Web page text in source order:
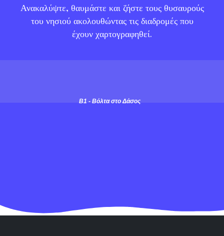
Ανακαλύψτε, θαυμάστε και ζήστε τους θυσαυρούς
του νησιού ακολουθώντας τις διαδρομές που
έχουν χαρτογραφηθεί.
Β1 - Βόλτα στο Δάσος